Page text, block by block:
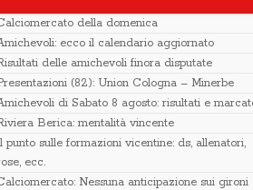
della domenica
ecco il calendario aggiornato
delle amichevoli finora disputate
(82): Union Cologna – Minerbe
di Sabato 8 agosto: risultati e
Berica: mentalità vincente
punto sulle formazioni vicentine: ds, allenatori,
ecc.
Nessuna anticipazione sui gironi